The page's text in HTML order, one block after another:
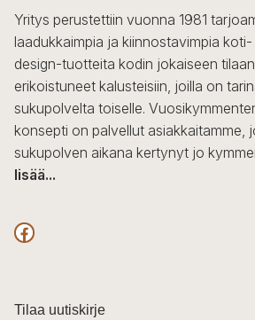
sivulla.
Yritys perustettiin vuonna 1981
laadukkaimpia ja kiinnostavimpia
design-tuotteita kodin jokaiseen
erikoistuneet kalusteisiin, joilla on
sukupolvelta toiselle.
konsepti on palvellut asiakkaitamme,
sukupolven aikana kertynyt jo
lisää...
F
c
Tilaa uutiskirje